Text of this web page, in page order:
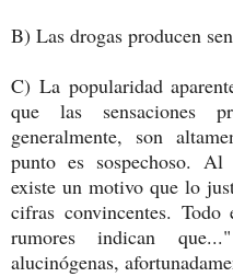
B) Las drogas producen
C) La popularidad
que las sensaciones
generalmente, son
punto es sospechoso. Al
existe un motivo que lo
cifras convincentes.
rumores indican
alucinógenas,